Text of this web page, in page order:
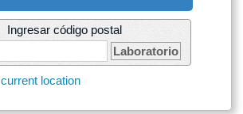
Ingresar código postal
Laboratorio
location